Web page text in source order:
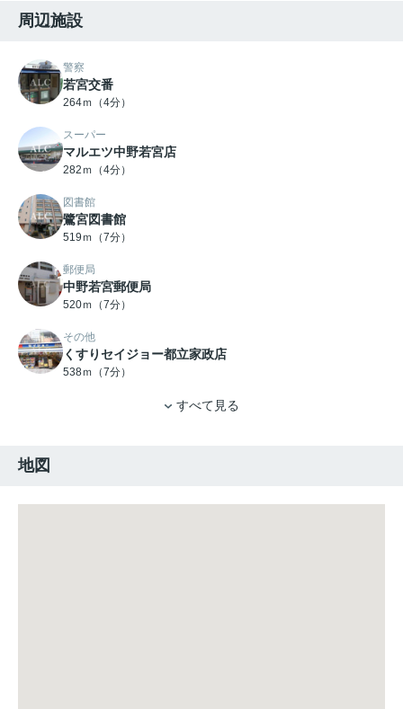
周辺施設
警察
若宮交番
264ｍ（4分）
スーパー
マルエツ中野若宮店
282ｍ（4分）
図書館
鷺宮図書館
519ｍ（7分）
郵便局
中野若宮郵便局
520ｍ（7分）
その他
くすりセイジョー都立家政店
538ｍ（7分）
すべて見る
地図